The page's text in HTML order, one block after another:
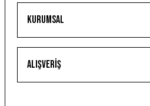
Kurumsal
Alışveriş